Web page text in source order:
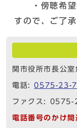
・傍聴希望
すので、ご了承
関市役所市長公
電話:0575-23-
ファクス:
電話番号のかけ間